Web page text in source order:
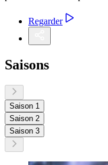
Regarder
Saisons
Saison 1
Saison 2
Saison 3